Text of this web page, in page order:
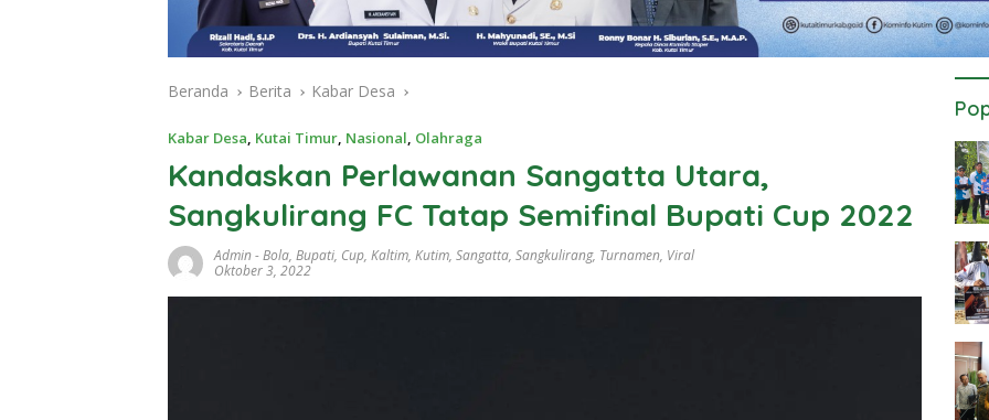
Beranda Berita Kabar Desa
Kabar Desa, Kutai Timur, Nasional, Olahraga
Kandaskan Perlawanan Sangatta Utara,
Sangkulirang FC Tatap Semifinal Bupati Cup 2022
Admin-Bola, Bupati, Cup, Kaltim, Kutim, Sangatta, Sangkulirang, Turnamen, Viral
Oktober 3, 2022